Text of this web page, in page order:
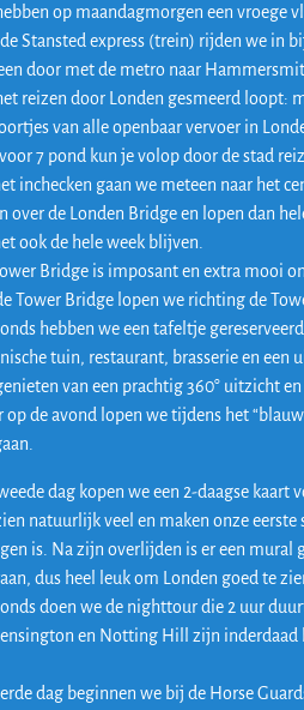
op maandagmorgen een vroege
Stansted express (trein) rijden we in
door met de metro naar
reizen door Londen gesmeerd loopt:
van alle openbaar vervoer in
7 pond kun je volop door de stad
inchecken gaan we meteen naar het
over de Londen Bridge en lopen dan
ook de hele week blijven.
Bridge is imposant en extra mooi
Tower Bridge lopen we richting de
hebben we een tafeltje
tuin, restaurant, brasserie en
van een prachtig 360° uitzicht
op de avond lopen we tijdens het
dag kopen we een 2-daagse
natuurlijk veel en maken onze
is. Na zijn overlijden is er een mural
dus heel leuk om Londen goed te
doen we de nighttour die 2 uur
en Notting Hill zijn inderdaad
dag beginnen we bij de Horse